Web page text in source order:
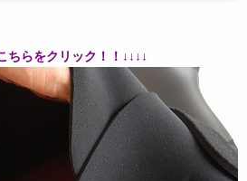
らをクリック！！↓↓↓↓